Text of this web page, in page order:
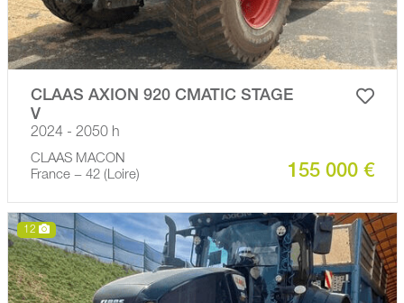
CLAAS AXION 920 CMATIC STAGE
V
2024 - 2050 h
CLAAS MACON
France − 42 (Loire)
155 000 €
12